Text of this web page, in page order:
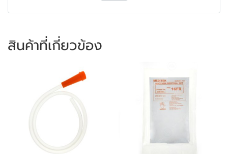
สินค้าที่เกี่ยวข้อง